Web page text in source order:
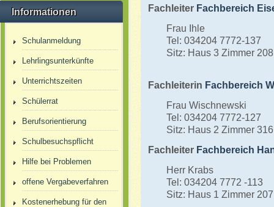
Informationen
Schulanmeldung
Lehrlingsunterkünfte
Unterrichtszeiten
Schülerrat
Berufsorientierung
Schulbesuchspflicht
Hilfe bei Problemen
offene Vergabeverfahren
Kostenerhebung für den
Fachleiter Fachbereich
Frau Ihle
Tel: 034204 7772-137
Sitz: Haus 3 Zimmer 208
Fachleiterin Fachbereich
Frau Wischnewski
Tel: 034204 7772-127
Sitz: Haus 2 Zimmer 316
Fachleiter Fachbereich
Herr Krabs
Tel: 034204 7772 -113
Sitz: Haus 1 Zimmer 207